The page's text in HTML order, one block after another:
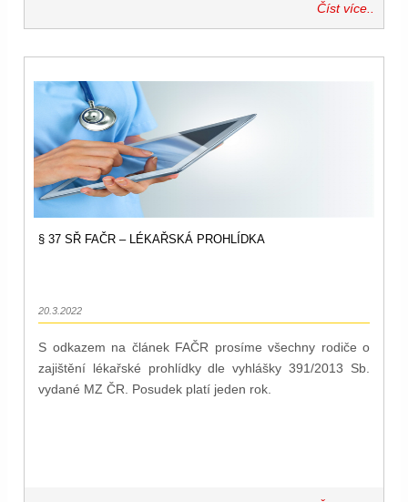
Číst více..
§ 37 SŘ FAČR – LÉKAŘSKÁ PROHLÍDKA
20.3.2022
S odkazem na článek FAČR prosíme všechny rodiče o
zajištění lékařské prohlídky dle vyhlášky 391/2013 Sb.
vydané MZ ČR. Posudek platí jeden rok.